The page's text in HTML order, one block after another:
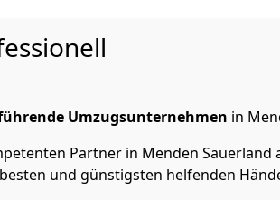
Umzugsunternehmen in
Partner in Menden Sauerland
und günstigsten helfenden